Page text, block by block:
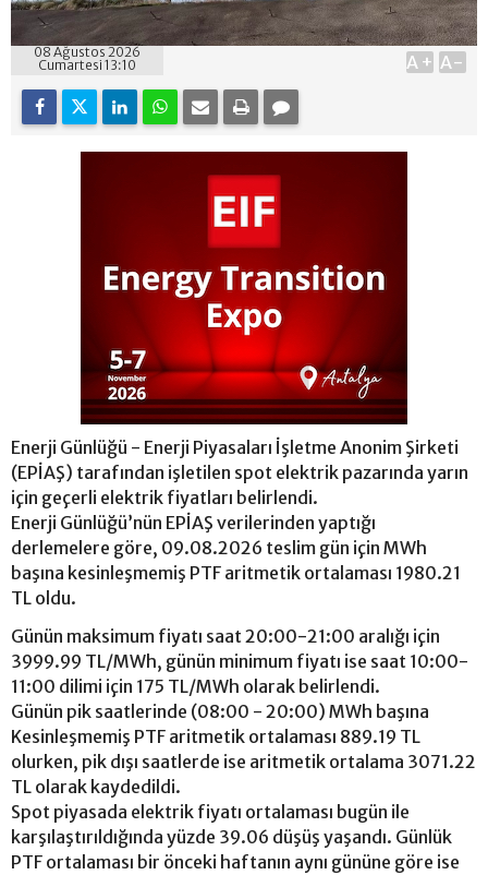
08 Ağustos 2026
Cumartesi 13:10
A+ A-
Enerji Günlüğü - Enerji Piyasaları İşletme Anonim Şirketi
(EPİAŞ) tarafından işletilen spot elektrik pazarında yarın
için geçerli elektrik fiyatları belirlendi.
Enerji Günlüğü’nün EPİAŞ verilerinden yaptığı
derlemelere göre, 09.08.2026 teslim gün için MWh
başına kesinleşmemiş PTF aritmetik ortalaması 1980.21
TL oldu.
Günün maksimum fiyatı saat 20:00-21:00 aralığı için
3999.99 TL/MWh, günün minimum fiyatı ise saat 10:00-
11:00 dilimi için 175 TL/MWh olarak belirlendi.
Günün pik saatlerinde (08:00 - 20:00) MWh başına
Kesinleşmemiş PTF aritmetik ortalaması 889.19 TL
olurken, pik dışı saatlerde ise aritmetik ortalama 3071.22
TL olarak kaydedildi.
Spot piyasada elektrik fiyatı ortalaması bugün ile
karşılaştırıldığında yüzde 39.06 düşüş yaşandı. Günlük
PTF ortalaması bir önceki haftanın aynı gününe göre ise